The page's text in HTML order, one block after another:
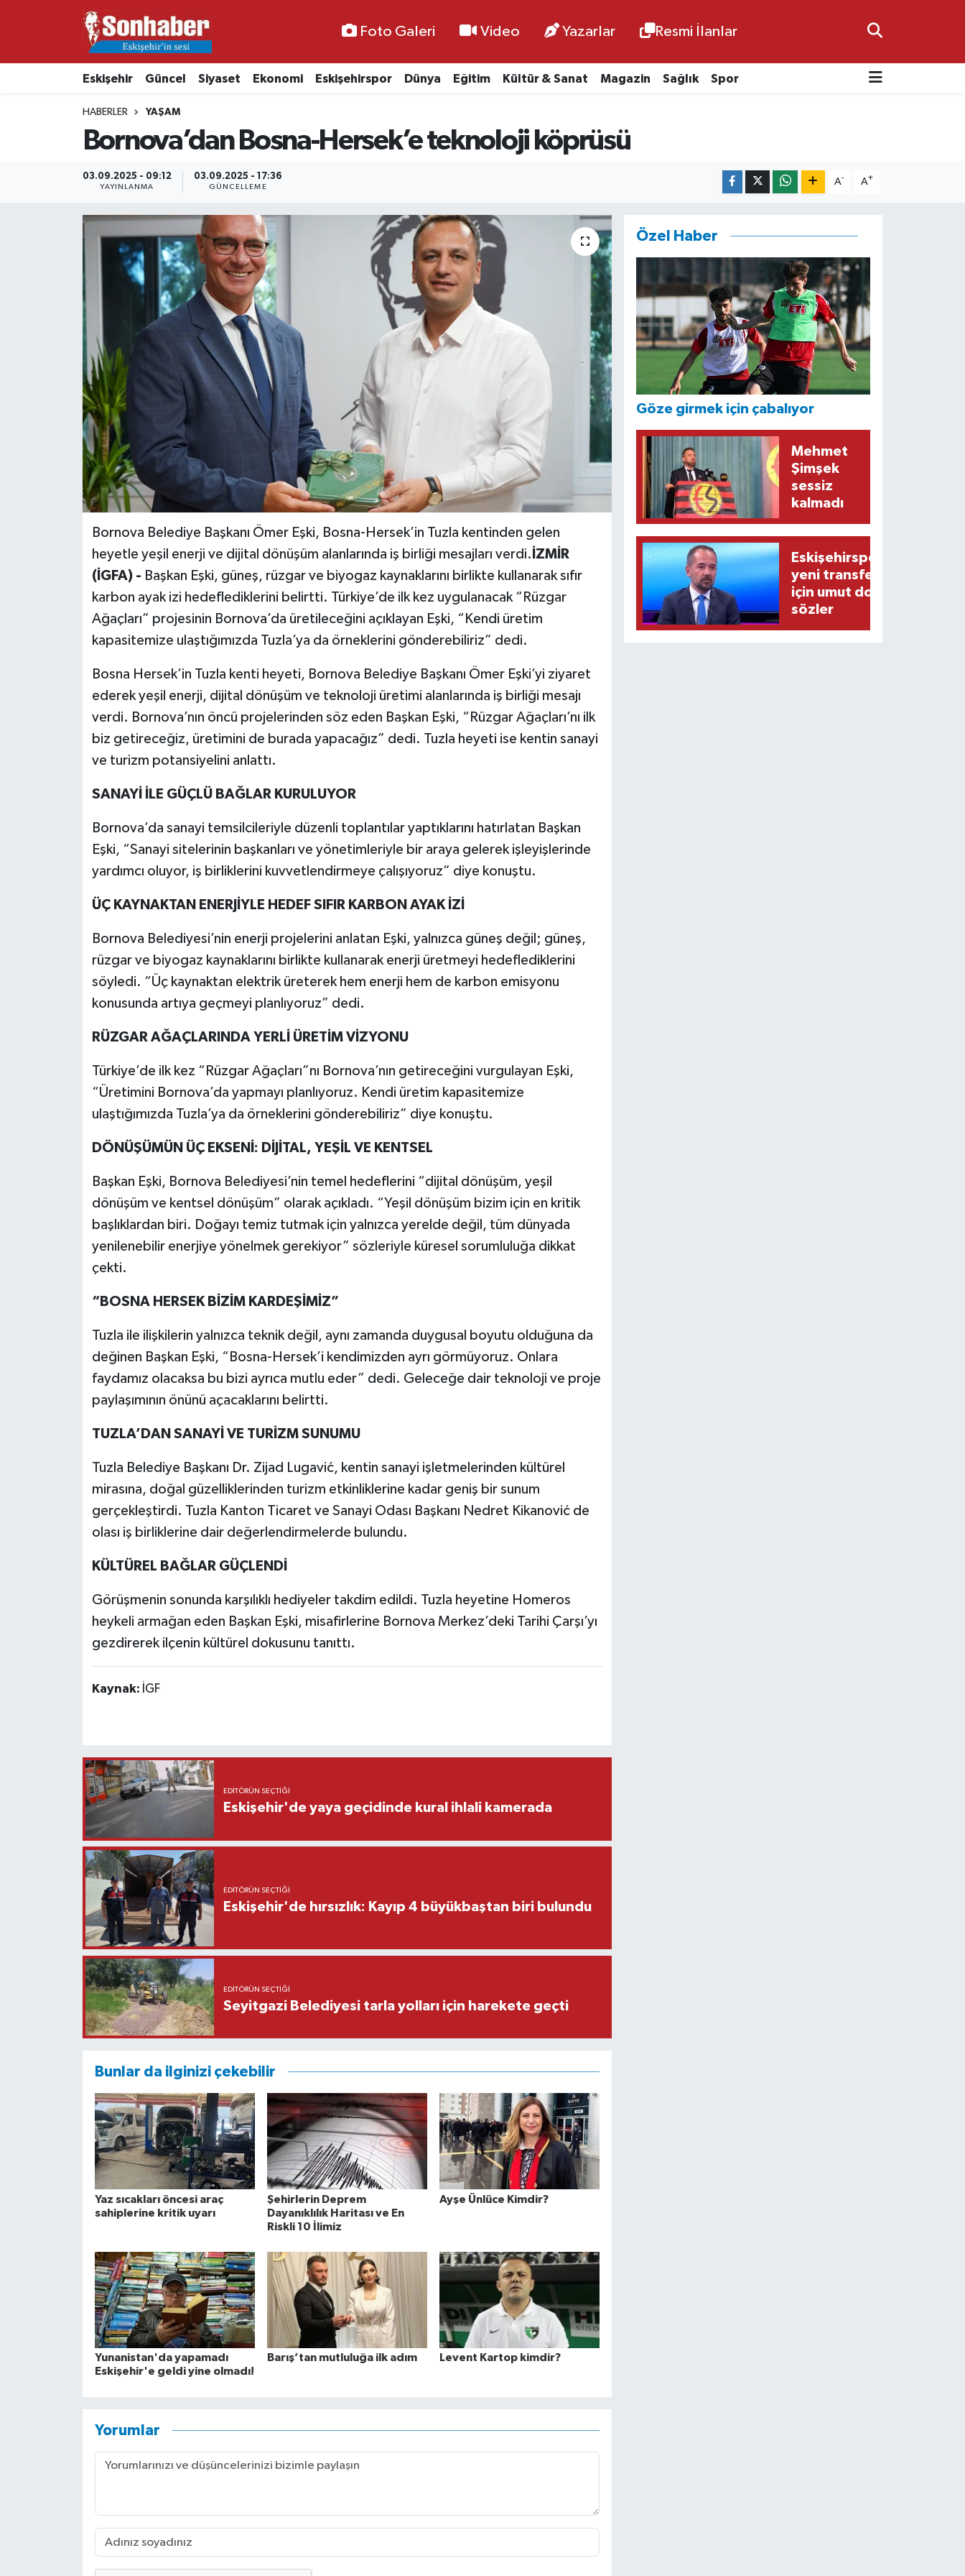
Foto Galeri Video Yazarlar Resmi İlanlar
Eskişehir Güncel Siyaset Ekonomi Eskişehirspor Dünya Eğitim Kültür & Sanat Magazin Sağlık Spor
HABERLER YAŞAM
Bornova’dan Bosna-Hersek’e teknoloji köprüsü
03.09.2025 - 09:12
YAYINLANMA
03.09.2025 - 17:36
GÜNCELLEME
A- A+
Bornova Belediye Başkanı Ömer Eşki, Bosna-Hersek’in Tuzla kentinden gelen
heyetle yeşil enerji ve dijital dönüşüm alanlarında iş birliği mesajları verdi. İZMİR
(İGFA) - Başkan Eşki, güneş, rüzgar ve biyogaz kaynaklarını birlikte kullanarak sıfır
karbon ayak izi hedeflediklerini belirtti. Türkiye’de ilk kez uygulanacak “Rüzgar
Ağaçları” projesinin Bornova’da üretileceğini açıklayan Eşki, “Kendi üretim
kapasitemize ulaştığımızda Tuzla’ya da örneklerini gönderebiliriz” dedi.
Bosna Hersek’in Tuzla kenti heyeti, Bornova Belediye Başkanı Ömer Eşki’yi ziyaret
ederek yeşil enerji, dijital dönüşüm ve teknoloji üretimi alanlarında iş birliği mesajı
verdi. Bornova’nın öncü projelerinden söz eden Başkan Eşki, “Rüzgar Ağaçları’nı ilk
biz getireceğiz, üretimini de burada yapacağız” dedi. Tuzla heyeti ise kentin sanayi
ve turizm potansiyelini anlattı.
SANAYİ İLE GÜÇLÜ BAĞLAR KURULUYOR
Bornova’da sanayi temsilcileriyle düzenli toplantılar yaptıklarını hatırlatan Başkan
Eşki, “Sanayi sitelerinin başkanları ve yönetimleriyle bir araya gelerek işleyişlerinde
yardımcı oluyor, iş birliklerini kuvvetlendirmeye çalışıyoruz” diye konuştu.
ÜÇ KAYNAKTAN ENERJİYLE HEDEF SIFIR KARBON AYAK İZİ
Bornova Belediyesi’nin enerji projelerini anlatan Eşki, yalnızca güneş değil; güneş,
rüzgar ve biyogaz kaynaklarını birlikte kullanarak enerji üretmeyi hedeflediklerini
söyledi. “Üç kaynaktan elektrik üreterek hem enerji hem de karbon emisyonu
konusunda artıya geçmeyi planlıyoruz” dedi.
RÜZGAR AĞAÇLARINDA YERLİ ÜRETİM VİZYONU
Türkiye’de ilk kez “Rüzgar Ağaçları”nı Bornova’nın getireceğini vurgulayan Eşki,
“Üretimini Bornova’da yapmayı planlıyoruz. Kendi üretim kapasitemize
ulaştığımızda Tuzla’ya da örneklerini gönderebiliriz” diye konuştu.
DÖNÜŞÜMÜN ÜÇ EKSENİ: DİJİTAL, YEŞİL VE KENTSEL
Başkan Eşki, Bornova Belediyesi’nin temel hedeflerini “dijital dönüşüm, yeşil
dönüşüm ve kentsel dönüşüm” olarak açıkladı. “Yeşil dönüşüm bizim için en kritik
başlıklardan biri. Doğayı temiz tutmak için yalnızca yerelde değil, tüm dünyada
yenilenebilir enerjiye yönelmek gerekiyor” sözleriyle küresel sorumluluğa dikkat
çekti.
“BOSNA HERSEK BİZİM KARDEŞİMİZ”
Tuzla ile ilişkilerin yalnızca teknik değil, aynı zamanda duygusal boyutu olduğuna da
değinen Başkan Eşki, “Bosna-Hersek’i kendimizden ayrı görmüyoruz. Onlara
faydamız olacaksa bu bizi ayrıca mutlu eder” dedi. Geleceğe dair teknoloji ve proje
paylaşımının önünü açacaklarını belirtti.
TUZLA’DAN SANAYİ VE TURİZM SUNUMU
Tuzla Belediye Başkanı Dr. Zijad Lugavić, kentin sanayi işletmelerinden kültürel
mirasına, doğal güzelliklerinden turizm etkinliklerine kadar geniş bir sunum
gerçekleştirdi. Tuzla Kanton Ticaret ve Sanayi Odası Başkanı Nedret Kikanović de
olası iş birliklerine dair değerlendirmelerde bulundu.
KÜLTÜREL BAĞLAR GÜÇLENDİ
Görüşmenin sonunda karşılıklı hediyeler takdim edildi. Tuzla heyetine Homeros
heykeli armağan eden Başkan Eşki, misafirlerine Bornova Merkez’deki Tarihi Çarşı’yı
gezdirerek ilçenin kültürel dokusunu tanıttı.
Kaynak: İGF
EDITÖRÜN SEÇTIĞI
Eskişehir'de yaya geçidinde kural ihlali kamerada
EDITÖRÜN SEÇTIĞI
Eskişehir'de hırsızlık: Kayıp 4 büyükbaştan biri bulundu
EDITÖRÜN SEÇTIĞI
Seyitgazi Belediyesi tarla yolları için harekete geçti
Bunlar da ilginizi çekebilir
Yaz sıcakları öncesi araç
sahiplerine kritik uyarı
Şehirlerin Deprem
Dayanıklılık Haritası ve En
Riskli 10 İlimiz
Ayşe Ünlüce Kimdir?
Yunanistan'da yapamadı
Eskişehir'e geldi yine olmadı!
Barış’tan mutluluğa ilk adım Levent Kartop kimdir?
Yorumlar
Özel Haber
Göze girmek için çabalıyor
Mehmet
Şimşek
sessiz
kalmadı
Eskişehirspor’un
yeni transferi
için umut dolu
sözler
Ekonomi
Magazin
Resmi İlanlar
Nöbetçi Eczaneler
Namaz Vakitleri
Tüm Manşetler
Son Dakika Haberleri